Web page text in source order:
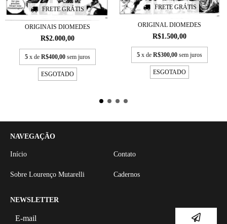
FRETE GRÁTIS
ORIGINAIS DIOMEDES
R$2.000,00
5 x de R$400,00 sem juros
ESGOTADO
FRETE GRÁTIS
ORIGINAL DIOMEDES
R$1.500,00
5 x deR$300,00 sem juros
ESGOTADO
NAVEGAÇÃO
Início Contato
Sobre Lourenço Mutarelli Cadernos
NEWSLETTER